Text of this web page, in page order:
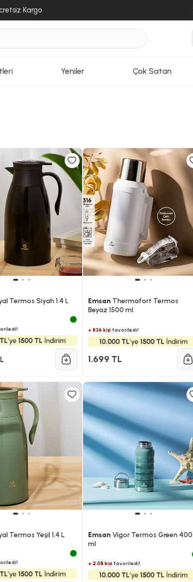
Kargo
Yeniler Çok Satan
Termos Siyah 1.4 L Emsan Thermafort Termos
Beyaz 1500 ml
+ 836 kişifavoriledi!
1.699 TL
Termos Yeşil 1,4 L Emsan Vigor Termos Green 400
ml
+ 2.0B kişifavoriledi!